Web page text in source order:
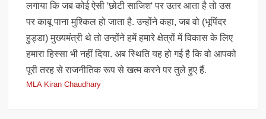
लगाया कि जब कोई ऐसी 'छोटी साजिश' पर उतर आता है तो उस
पर काबू पाना मुश्किल हो जाता है. उन्होंने कहा, जब वो (भूपिंदर
हुड्डा) मुख्यमंत्री थे तो उन्होंने हमें हमारे क्षेत्रों में विकास के लिए
हमारा हिस्सा भी नहीं दिया. अब स्थिति यह हो गई है कि वो आपको
पूरी तरह से राजनीतिक रूप से खत्म करने पर तुले हुए हैं.
MLA Kiran Chaudhary